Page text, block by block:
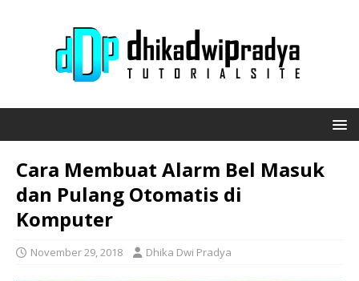
Cara Membuat Alarm Bel Masuk
dan Pulang Otomatis di
Komputer
November 29, 2018 Dhika Dwi Pradya